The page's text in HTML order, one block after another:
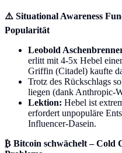
⚠️ Situational Awareness
Popularität
Leobold
erlitt mit 4-5x Hebel
Griffin (Citadel) kaufte
Trotz des Rückschlags
liegen (dank Anthropic-
Lektion: Hebel ist
erfordert unpopuläre
Influencer-Dasein.
₿ Bitcoin schwächelt – Cold